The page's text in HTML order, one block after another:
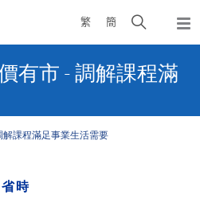
繁 簡
Open
search
panel
有市 - 調解課程滿
解課程滿足事業生活需要
時